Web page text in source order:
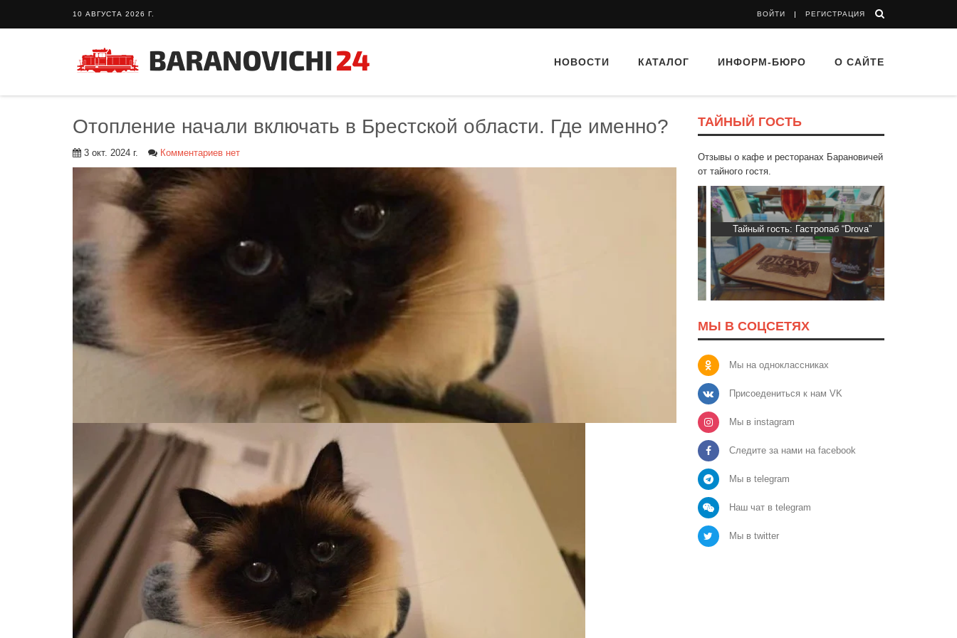
10 АВГУСТА 2026 Г. ВОЙТИ РЕГИСТРАЦИЯ
НОВОСТИ КАТАЛОГ ИНФОРМ-БЮРО О САЙТЕ
Отопление начали включать в Брестской области. Где именно?
3 окт. 2024 г. Комментариев нет
ТАЙНЫЙ ГОСТЬ
Отзывы о кафе и ресторанах Барановичей
от тайного гостя.
Тайный гость: кафе «Фасти Хасти» Тайный гость: Гастропаб “Drova”
МЫ В СОЦСЕТЯХ
Мы на одноклассниках
Присоедениться к нам VK
Мы в instagram
Следите за нами на facebook
Мы в telegram
Наш чат в telegram
Мы в twitter